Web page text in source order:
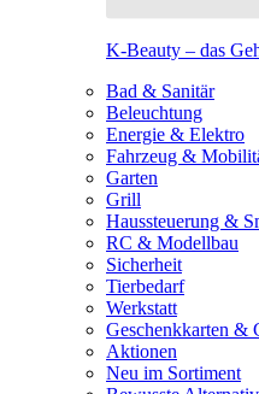
K-Beauty – das
Bad & Sanitär
Beleuchtung
Energie & Elektro
Fahrzeug &
Garten
Grill
Haussteuerung &
RC & Modellbau
Sicherheit
Tierbedarf
Werkstatt
Geschenkkarten &
Aktionen
Neu im Sortiment